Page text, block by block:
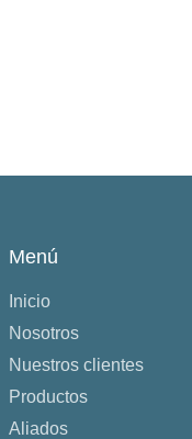
Menú
Inicio
Nosotros
Nuestros clientes
Productos
Aliados